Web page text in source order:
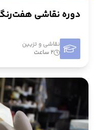
سفال
دوره نقاشی
نقاشی و تزيین
۲ ساعت